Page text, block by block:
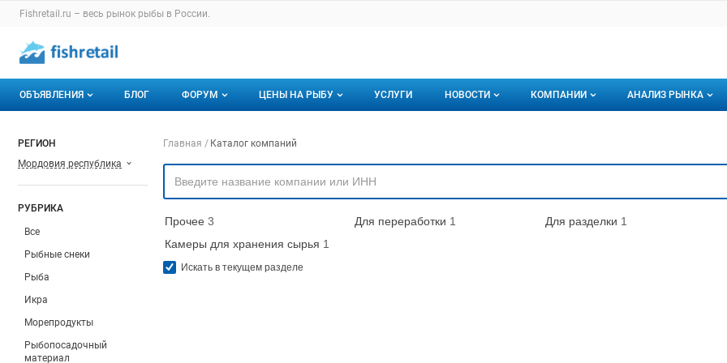
Раздел навигации по сайту fishretail.ru
Fishretail.ru – весь рынок рыбы в России.
Авторизация и меню пользователя
Навигация по разделам сайта fishretail.ru
ОБЪЯВЛЕНИЯ
Горячее предложение
БЛОГ ФОРУМ
Избранные
С моим участием
ЦЕНЫ НА РЫБУ
Актуальные мониторинги
Динамика цен
УСЛУГИ НОВОСТИ КОМПАНИИ
О каталоге компаний
Премиум размещение
АНАЛИЗ РЫНКА
Подписаться на
РЕГИОН
Мордовия республика
РУБРИКА
Все
Рыбные снеки
Рыба
Икра
Морепродукты
Рыбопосадочный
материал
Навигация по компаниям
Главная Каталог компаний
Прочее 3 Для переработки 1 Для разделки 1
Камеры для хранения сырья 1
Искать в текущем разделе